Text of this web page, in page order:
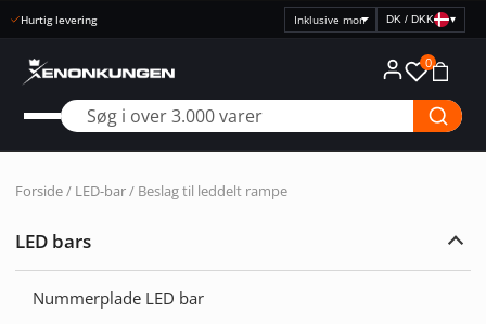
Kundeservice 0300-308 60
Vælg
DK / DKK ▾
0
Forside/ LED-bar/ Beslag til leddelt rampe
LED bars
Nummerplade LED bar